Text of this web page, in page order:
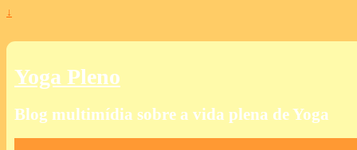
↓
Yoga Pleno
Blog multimídia sobre a vida plena de Yoga